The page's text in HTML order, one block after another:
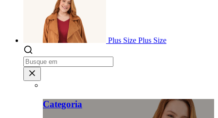
Plus Size Plus Size
Categoria